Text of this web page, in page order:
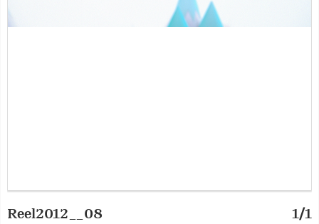
Reel2012__08 1/1